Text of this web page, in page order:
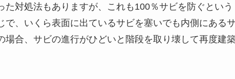
対処法もありますが、これも100％サビを防ぐという
で、いくら表面に出ているサビを塞いでも内側にあるサ
場合、サビの進行がひどいと階段を取り壊して再度建築